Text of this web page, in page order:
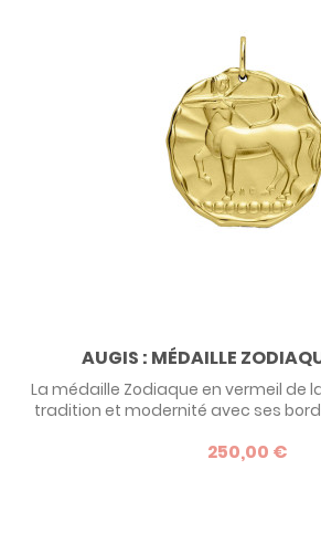
AUGIS : MÉDAILLE
La médaille Zodiaque en vermeil de
tradition et modernité avec ses
mm incarne chaque signe250,00 €